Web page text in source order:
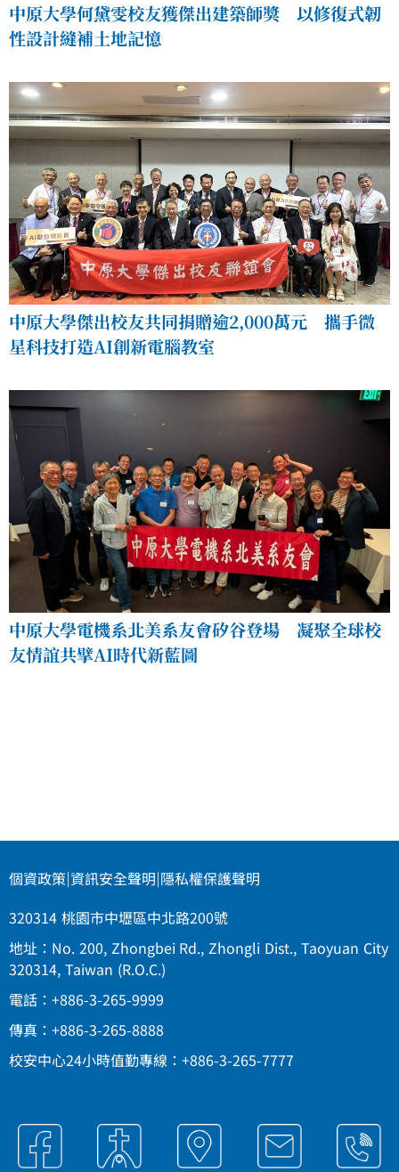
中原大學何黛雯校友獲傑出建築師獎 以修復式韌
性設計縫補土地記憶
中原大學傑出校友共同捐贈逾2,000萬元 攜手微
星科技打造AI創新電腦教室
中原大學電機系北美系友會矽谷登場 凝聚全球校
友情誼共擘AI時代新藍圖
個資政策|資訊安全聲明|隱私權保護聲明
320314 桃園市中壢區中北路200號
地址：No. 200, Zhongbei Rd., Zhongli Dist., Taoyuan City
320314, Taiwan (R.O.C.)
電話：+886-3-265-9999
傳真：+886-3-265-8888
校安中心24小時值勤專線：+886-3-265-7777